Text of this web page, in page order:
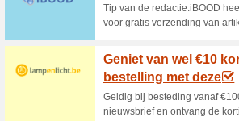
100% het werkte
Ben je
een pomp